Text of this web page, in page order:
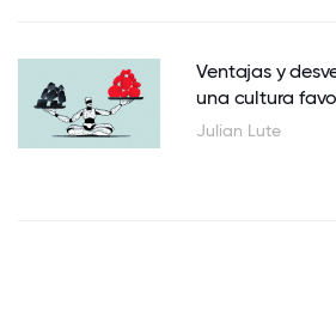
Ventajas y
una cultura
Julian Lute